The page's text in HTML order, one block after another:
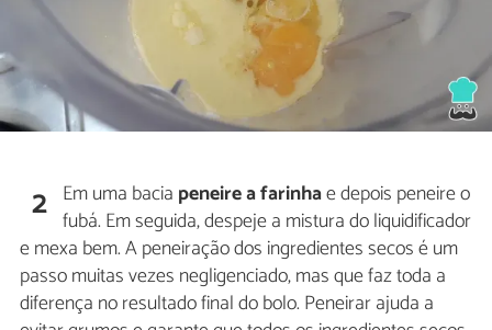
2 Em uma bacia peneire a farinhae depois peneire o
fubá. Em seguida, despeje a mistura do liquidificador
e mexa bem. A peneiração dos ingredientes secos é um
passo muitas vezes negligenciado, mas que faz toda a
diferença no resultado final do bolo. Peneirar ajuda a